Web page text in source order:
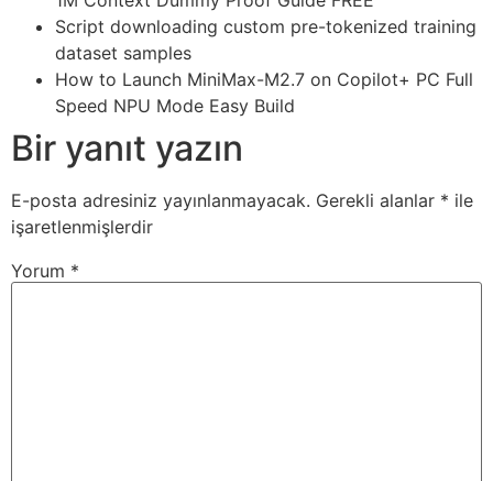
Script downloading custom pre-tokenized training
dataset samples
How to Launch MiniMax-M2.7 on Copilot+ PC Full
Speed NPU Mode Easy Build
Bir yanıt yazın
E-posta adresiniz yayınlanmayacak. Gerekli alanlar * ile
işaretlenmişlerdir
Yorum *